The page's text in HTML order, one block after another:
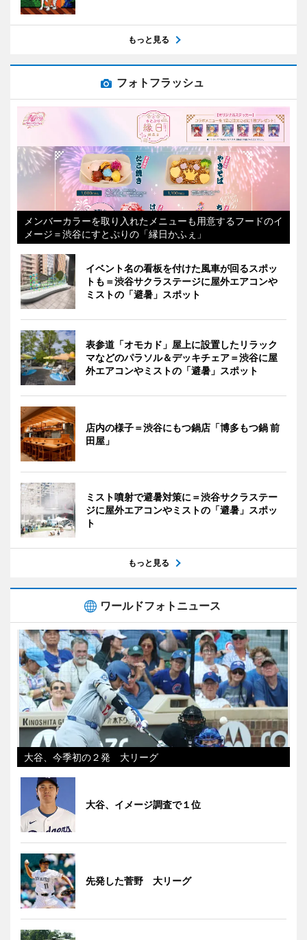
もっと見る
フォトフラッシュ
メンバーカラーを取り入れたメニューも用意するフードのイ
メージ＝渋谷にすとぷりの「縁日かふぇ」
イベント名の看板を付けた風車が回るスポッ
トも＝渋谷サクラステージに屋外エアコンや
ミストの「避暑」スポット
表参道「オモカド」屋上に設置したリラック
マなどのパラソル＆デッキチェア＝渋谷に屋
外エアコンやミストの「避暑」スポット
店内の様子＝渋谷にもつ鍋店「博多もつ鍋 前
田屋」
ミスト噴射で避暑対策に＝渋谷サクラステー
ジに屋外エアコンやミストの「避暑」スポッ
ト
もっと見る
ワールドフォトニュース
大谷、今季初の２発 大リーグ
大谷、イメージ調査で１位
先発した菅野 大リーグ